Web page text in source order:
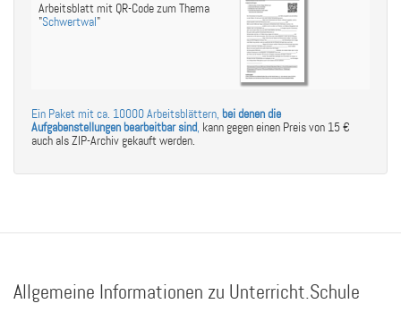
Arbeitsblatt mit QR-Code zum Thema
"Schwertwal"
Ein Paket mit ca. 10000 Arbeitsblättern, bei denen die
Aufgabenstellungen bearbeitbar sind, kann gegen einen Preis von 15 €
auch als ZIP-Archiv gekauft werden.
Allgemeine Informationen zu Unterricht.Schule